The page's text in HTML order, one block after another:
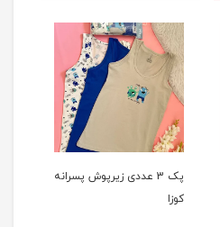
پک 3 عددی زیرپوش پسرانه
کوزا